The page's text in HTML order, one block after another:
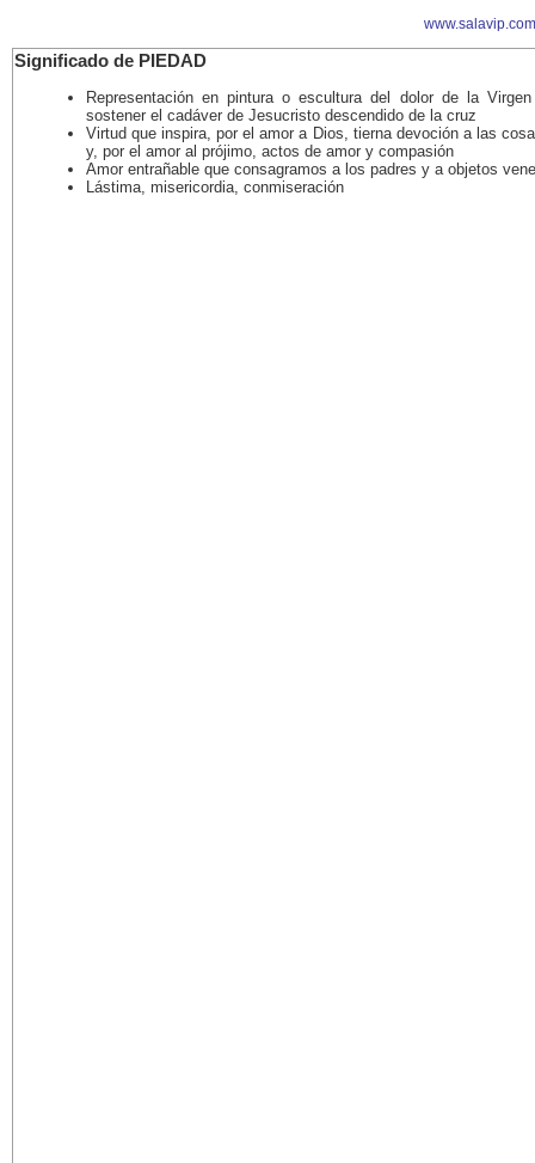
Significado de PIEDAD
Representación en pintura o escultura del dolor de la
sostener el cadáver de Jesucristo descendido de la cruz
Virtud que inspira, por el amor a Dios, tierna devoción a las
y, por el amor al prójimo, actos de amor y compasión
Amor entrañable que consagramos a los padres y a objetos
Lástima, misericordia, conmiseración